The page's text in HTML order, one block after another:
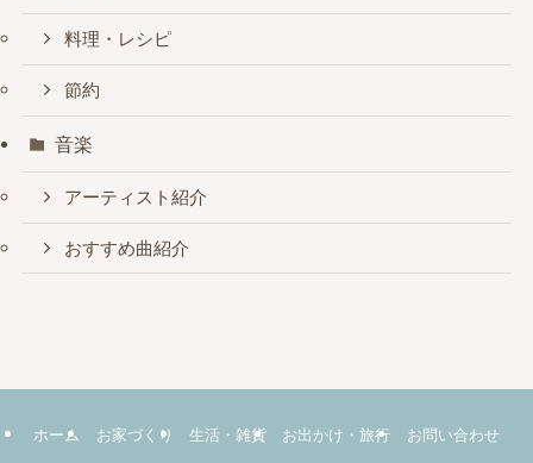
料理・レシピ
節約
音楽
アーティスト紹介
おすすめ曲紹介
ホーム お家づくり 生活・雑貨 お出かけ・旅行 お問い合わせ